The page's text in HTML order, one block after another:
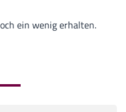
ein wenig erhalten.